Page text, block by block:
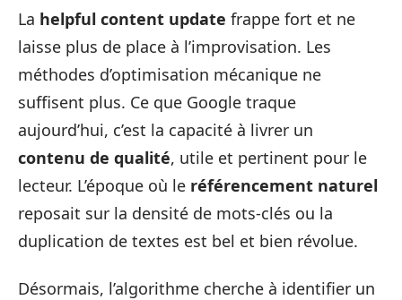
La helpful content update frappe fort et ne
laisse plus de place à l’improvisation. Les
méthodes d’optimisation mécanique ne
suffisent plus. Ce que Google traque
aujourd’hui, c’est la capacité à livrer un
contenu de qualité, utile et pertinent pour le
lecteur. L’époque où le référencement naturel
reposait sur la densité de mots-clés ou la
duplication de textes est bel et bien révolue.
Désormais, l’algorithme cherche à identifier un